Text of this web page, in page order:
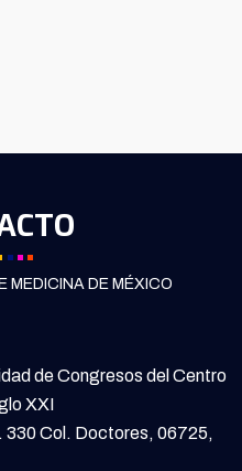
MEDICINA DE MÉXICO
de Congresos del Centro
XXI
330 Col. Doctores, 06725,